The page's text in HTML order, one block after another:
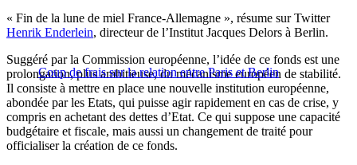
« Fin de la lune de miel France-Allemagne », résume sur Twitter
Henrik Enderlein, directeur de l’Institut Jacques Delors à Berlin.
Coup de frais sur la relation entre Paris et Berlin
Suggéré par la Commission européenne, l’idée de ce fonds est une
prolongation, plus ambitieuse, du mécanisme européen de stabilité.
Il consiste à mettre en place une nouvelle institution européenne,
abondée par les Etats, qui puisse agir rapidement en cas de crise, y
compris en achetant des dettes d’Etat. Ce qui suppose une capacité
budgétaire et fiscale, mais aussi un changement de traité pour
officialiser la création de ce fonds.